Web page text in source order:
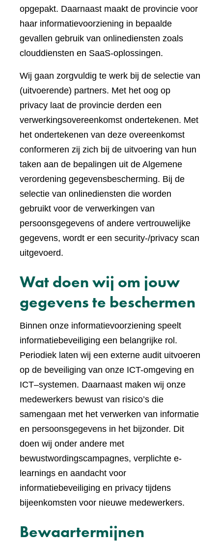
opgepakt. Daarnaast maakt de provincie voor
haar informatievoorziening in bepaalde
gevallen gebruik van onlinediensten zoals
clouddiensten en SaaS-oplossingen.
Wij gaan zorgvuldig te werk bij de selectie van
(uitvoerende) partners. Met het oog op
privacy laat de provincie derden een
verwerkingsovereenkomst ondertekenen. Met
het ondertekenen van deze overeenkomst
conformeren zij zich bij de uitvoering van hun
taken aan de bepalingen uit de Algemene
verordening gegevensbescherming. Bij de
selectie van onlinediensten die worden
gebruikt voor de verwerkingen van
persoonsgegevens of andere vertrouwelijke
gegevens, wordt er een security-/privacy scan
uitgevoerd.
Wat doen wij om jouw
gegevens te beschermen
Binnen onze informatievoorziening speelt
informatiebeveiliging een belangrijke rol.
Periodiek laten wij een externe audit uitvoeren
op de beveiliging van onze ICT-omgeving en
ICT–systemen. Daarnaast maken wij onze
medewerkers bewust van risico’s die
samengaan met het verwerken van informatie
en persoonsgegevens in het bijzonder. Dit
doen wij onder andere met
bewustwordingscampagnes, verplichte e-
learnings en aandacht voor
informatiebeveiliging en privacy tijdens
bijeenkomsten voor nieuwe medewerkers.
Bewaartermijnen